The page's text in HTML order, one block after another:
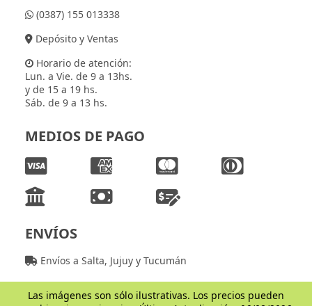
(0387) 155 013338
Depósito y Ventas
Horario de atención:
Lun. a Vie. de 9 a 13hs.
y de 15 a 19 hs.
Sáb. de 9 a 13 hs.
MEDIOS DE PAGO
ENVÍOS
Envíos a Salta, Jujuy y Tucumán
Las imágenes son sólo ilustrativas. Los precios pueden